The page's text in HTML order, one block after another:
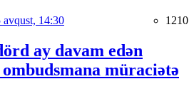
avqust, 14:30 1210
ay davam edən
müraciətə